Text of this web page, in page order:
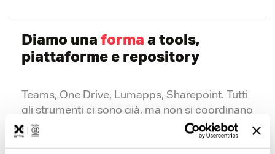
Diamo una forma a tools,
piattaforme e repository
Teams, One Drive,Lumapps,Sharepoint. Tutti
glistrumenti ci sono già, ma non si coordinano
(o tutti Non serve
qualcosa di nuovo, facciamoli «parlare»,basta